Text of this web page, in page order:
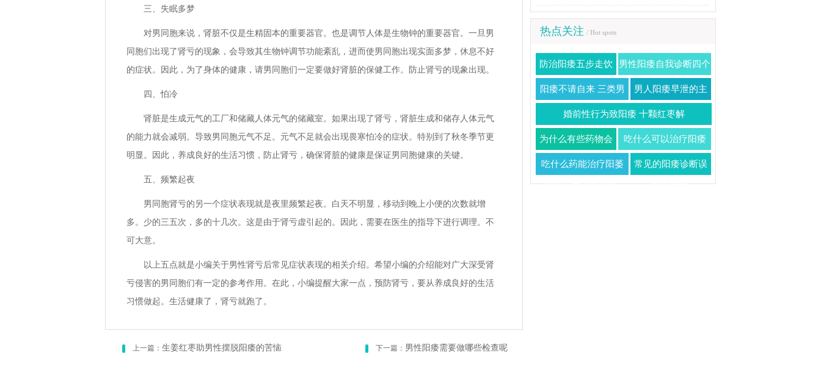
三、失眠多梦
对男同胞来说，肾脏不仅是生精固本的重要器官。也是调节人体是生物钟的重要器官。一旦男
同胞们出现了肾亏的现象，会导致其生物钟调节功能紊乱，进而使男同胞出现实面多梦，休息不好
的症状。因此，为了身体的健康，请男同胞们一定要做好肾脏的保健工作。防止肾亏的现象出现。
四、怕冷
肾脏是生成元气的工厂和储藏人体元气的储藏室。如果出现了肾亏，肾脏生成和储存人体元气
的能力就会减弱。导致男同胞元气不足。元气不足就会出现畏寒怕冷的症状。特别到了秋冬季节更
明显。因此，养成良好的生活习惯，防止肾亏，确保肾脏的健康是保证男同胞健康的关键。
五、频繁起夜
男同胞肾亏的另一个症状表现就是夜里频繁起夜。白天不明显，移动到晚上小便的次数就增
多。少的三五次，多的十几次。这是由于肾亏虚引起的。因此，需要在医生的指导下进行调理。不
可大意。
以上五点就是小编关于男性肾亏后常见症状表现的相关介绍。希望小编的介绍能对广大深受肾
亏侵害的男同胞们有一定的参考作用。在此，小编提醒大家一点，预防肾亏，要从养成良好的生活
习惯做起。生活健康了，肾亏就跑了。
上一篇： 生姜红枣助男性摆脱阳痿的苦恼 下一篇： 男性阳痿需要做哪些检查呢
热点关注 / Hot spots
防治阳痿五步走饮
食调理需重视
男性阳痿自我诊断四个
标准
阳痿不请自来 三类男
人要当心
男人阳痿早泄的主
要原因有哪些
婚前性行为致阳痿 十颗红枣解
为什么有些药物会
可能导致阳痿呢
吃什么可以治疗阳痿
吃什么药能治疗阳萎
什么药能治疗阳痿
常见的阳痿诊断误
区有哪些